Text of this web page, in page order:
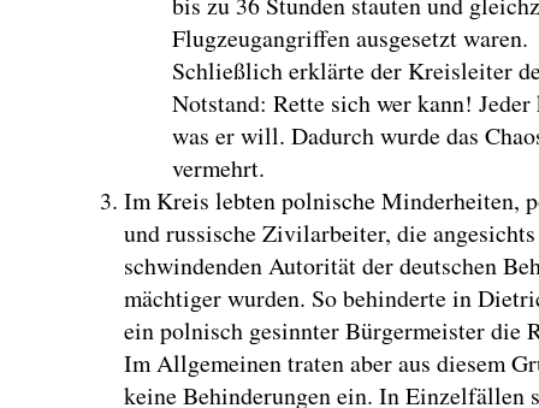
Flugzeugangriffen ausgesetzt waren.
Schließlich erklärte der Kreisleiter
Notstand: Rette sich wer kann! Jeder
was er will. Dadurch wurde das
vermehrt.
Im Kreis lebten polnische Minderheiten,
und russische Zivilarbeiter, die
schwindenden Autorität der deutschen
mächtiger wurden. So behinderte in
ein polnisch gesinnter Bürgermeister die
Im Allgemeinen traten aber aus diesem
keine Behinderungen ein. In Einzelfällen